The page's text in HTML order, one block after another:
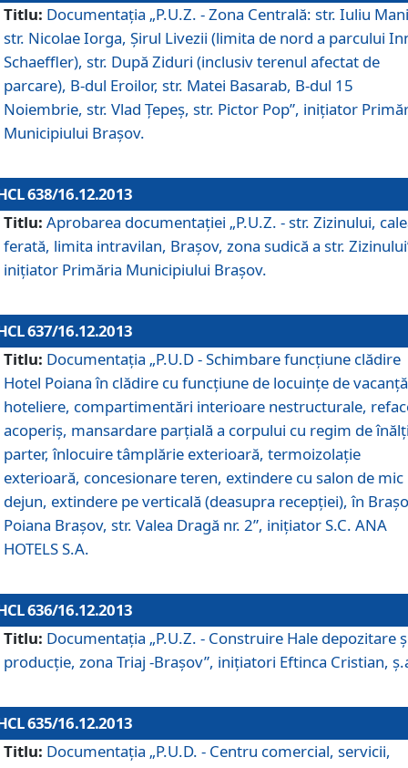
Titlu: Documentaţia „P.U.Z. - Zona Centrală: str. Iuliu
str. Nicolae Iorga, Şirul Livezii (limita de nord a parcului
Schaeffler), str. După Ziduri (inclusiv terenul afectat de
parcare), B-dul Eroilor, str. Matei Basarab, B-dul 15
Noiembrie, str. Vlad Ţepeş, str. Pictor Pop”, iniţiator
Municipiului Braşov.
638/16.12.2013
Titlu: Aprobarea documentaţiei „P.U.Z. - str. Zizinului,
ferată, limita intravilan, Braşov, zona sudică a str.
iniţiator Primăria Municipiului Braşov.
637/16.12.2013
Titlu: Documentaţia „P.U.D - Schimbare funcţiune clădire
Hotel Poiana în clădire cu funcţiune de locuinţe de
hoteliere, compartimentări interioare nestructurale,
acoperiş, mansardare parţială a corpului cu regim de
parter, înlocuire tâmplărie exterioară, termoizolaţie
exterioară, concesionare teren, extindere cu salon de mic
dejun, extindere pe verticală (deasupra recepţiei), în
Poiana Braşov, str. Valea Dragă nr. 2”, iniţiator S.C. ANA
HOTELS S.A.
636/16.12.2013
Titlu: Documentaţia „P.U.Z. - Construire Hale depozitare
producţie, zona Triaj -Braşov”, iniţiatori Eftinca Cristian,
635/16.12.2013
Titlu: Documentaţia „P.U.D. - Centru comercial, servicii,